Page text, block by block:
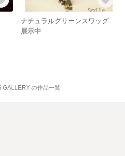
ナチュラルグリーンスワッグ
展示中
GALLERY の作品一覧